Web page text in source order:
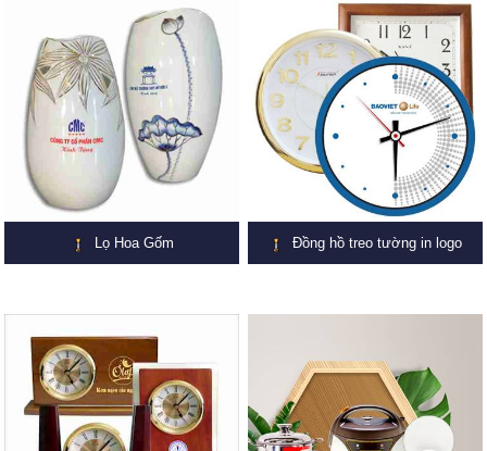
Lọ Hoa Gốm Đồng hồ treo tường in logo